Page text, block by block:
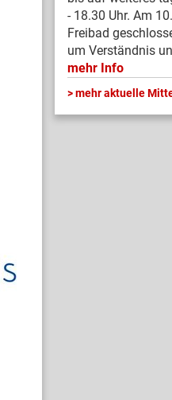
- 18.30 Uhr. Am
Freibad
um Verständnis
mehr Info
mehr aktuelle